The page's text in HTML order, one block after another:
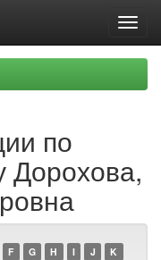
по
Дорохова,
F G H I J
K